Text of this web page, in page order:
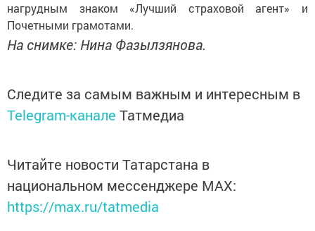
нагрудным знаком «Лучший страховой агент» и
Почетными грамотами.
На снимке: Нина Фазылзянова.
Следите за самым важным и интересным в
Telegram-канале Татмедиа
Читайте новости Татарстана в
национальном мессенджере MАХ:
https://max.ru/tatmedia